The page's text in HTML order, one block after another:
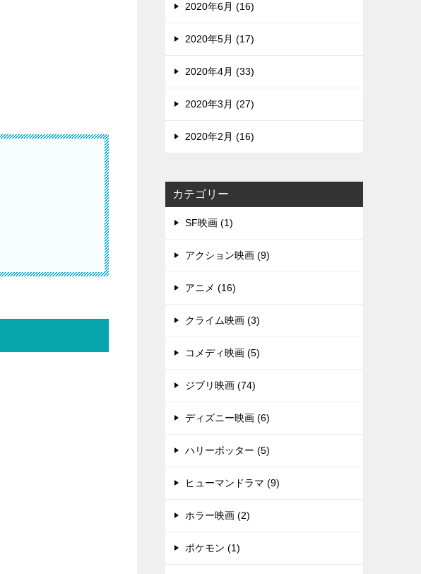
2020年6月 (16)
2020年5月 (17)
2020年4月 (33)
2020年3月 (27)
2020年2月 (16)
カテゴリー
SF映画 (1)
アクション映画 (9)
アニメ (16)
クライム映画 (3)
コメディ映画 (5)
ジブリ映画 (74)
ディズニー映画 (6)
ハリーポッター (5)
ヒューマンドラマ (9)
ホラー映画 (2)
ポケモン (1)